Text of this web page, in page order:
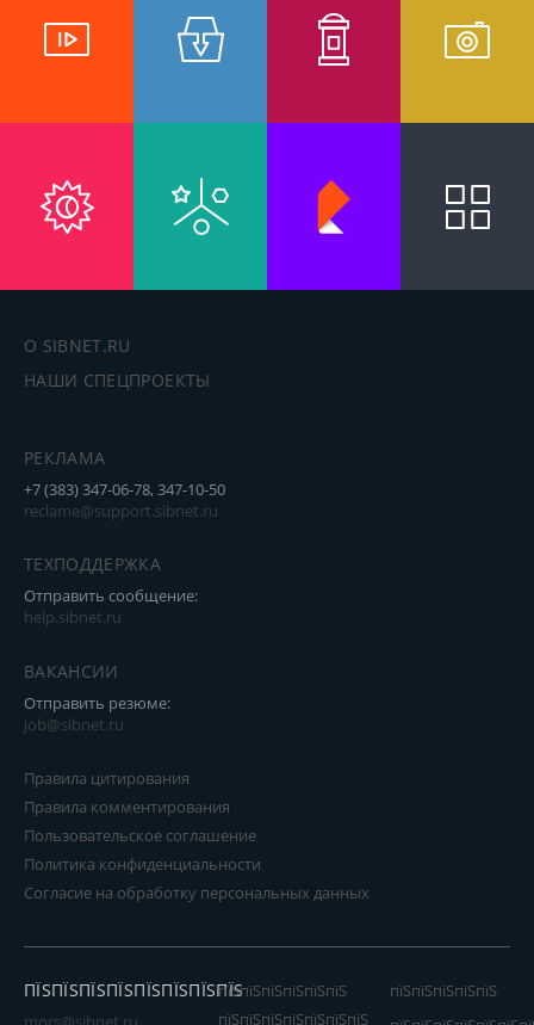
О SIBNET.RU
НАШИ СПЕЦПРОЕКТЫ
РЕКЛАМА
+7 (383) 347-06-78, 347-10-50
reclame@support.sibnet.ru
ТЕХПОДДЕРЖКА
Отправить сообщение:
help.sibnet.ru
ВАКАНСИИ
Отправить резюме:
job@sibnet.ru
Правила цитирования
Правила комментирования
Пользовательское соглашение
Политика конфиденциальности
Согласие на обработку персональных данных
ПЇЅПЇЅПЇЅПЇЅПЇЅПЇЅПЇЅПЇЅпїЅпїЅпїЅпїЅпїЅпїЅ
пїЅпїЅпїЅпїЅпїЅпїЅпїЅ
пїЅпїЅпїЅпїЅпїЅ